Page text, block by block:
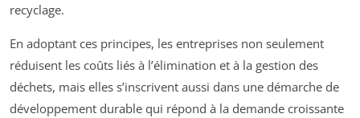
recyclage.
En adoptant ces principes, les entreprises non seulement
réduisent les coûts liés à l’élimination et à la gestion des
déchets, mais elles s’inscrivent aussi dans une démarche de
développement durable qui répond à la demande croissante